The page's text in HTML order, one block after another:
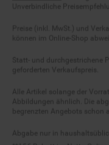
können im Online-Shop
geforderten Verkaufspreis.
Abbildungen ähnlich. Die
begrenzten Angebots schon